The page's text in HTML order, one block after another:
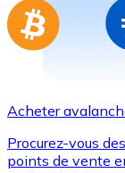
Acheter
Procurez-vous
points de vente